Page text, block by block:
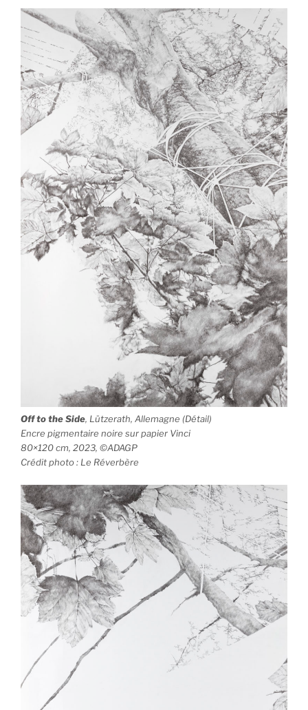
Off to the Side, Lützerath, Allemagne (Détail)
Encre pigmentaire noire sur papier Vinci
80×120 cm, 2023, ©ADAGP
Crédit photo : Le Réverbère